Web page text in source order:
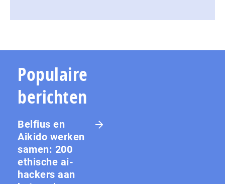
Populaire
berichten
Belfius en
Aikido werken
samen: 200
ethische ai-
hackers aan